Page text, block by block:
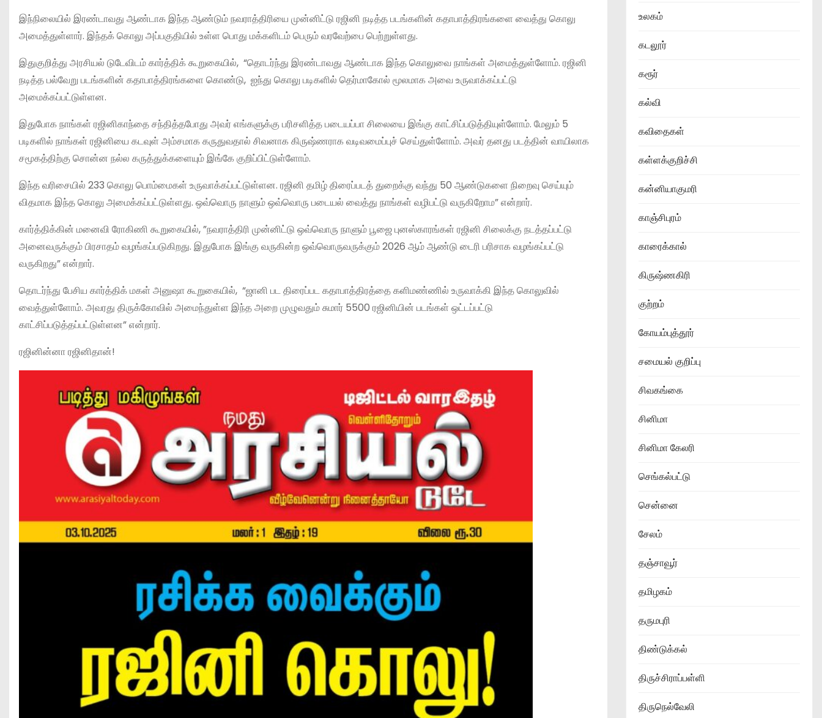
இந்நிலையில் இரண்டாவது ஆண்டாக இந்த ஆண்டும் நவராத்திரியை முன்னிட்டு ரஜினி நடித்த படங்களின் கதாபாத்திரங்களை வைத்து கொலு
அமைத்துள்ளார். இந்தக் கொலு அப்பகுதியில் உள்ள பொது மக்களிடம் பெரும் வரவேற்பை பெற்றுள்ளது.
இதுகுறித்து அரசியல் டுடேவிடம் கார்த்திக் கூறுகையில், “தொடர்ந்து இரண்டாவது ஆண்டாக இந்த கொலுவை நாங்கள் அமைத்துள்ளோம். ரஜினி
நடித்த பல்வேறு படங்களின் கதாபாத்திரங்களை கொண்டு, ஐந்து கொலு படிகளில் தெர்மாகோல் மூலமாக அவை உருவாக்கப்பட்டு
அமைக்கப்பட்டுள்ளன.
இதுபோக நாங்கள் ரஜினிகாந்தை சந்தித்தபோது அவர் எங்களுக்கு பரிசளித்த படையப்பா சிலையை இங்கு காட்சிப்படுத்தியுள்ளோம். மேலும் 5
படிகளில் நாங்கள் ரஜினியை கடவுள் அம்சமாக கருதுவதால் சிவனாக கிருஷ்ணராக வடிவமைப்புச் செய்துள்ளோம். அவர் தனது படத்தின் வாயிலாக
சமூகத்திற்கு சொன்ன நல்ல கருத்துக்களையும் இங்கே குறிப்பிட்டுள்ளோம்.
இந்த வரிசையில் 233 கொலு பொம்மைகள் உருவாக்கப்பட்டுள்ளன. ரஜினி தமிழ் திரைப்படத் துறைக்கு வந்து 50 ஆண்டுகளை நிறைவு செய்யும்
விதமாக இந்த கொலு அமைக்கப்பட்டுள்ளது. ஒவ்வொரு நாளும் ஒவ்வொரு படையல் வைத்து நாங்கள் வழிபட்டு வருகிறோம” என்றார்.
கார்த்திக்கின் மனைவி ரோகிணி கூறுகையில், ”நவராத்திரி முன்னிட்டு ஒவ்வொரு நாளும் பூஜை புனஸ்காரங்கள் ரஜினி சிலைக்கு நடத்தப்பட்டு
அனைவருக்கும் பிரசாதம் வழங்கப்படுகிறது. இதுபோக இங்கு வருகின்ற ஒவ்வொருவருக்கும் 2026 ஆம் ஆண்டு டைரி பரிசாக வழங்கப்பட்டு
வருகிறது” என்றார்.
தொடர்ந்து பேசிய கார்த்திக் மகள் அனுஷா கூறுகையில், “ஜானி பட திரைப்பட கதாபாத்திரத்தை களிமண்ணில் உருவாக்கி இந்த கொலுவில்
வைத்துள்ளோம். அவரது திருக்கோவில் அமைந்துள்ள இந்த அறை முழுவதும் சுமார் 5500 ரஜினியின் படங்கள் ஒட்டப்பட்டு
காட்சிப்படுத்தப்பட்டுள்ளன” என்றார்.
ரஜினின்னா ரஜினிதான்!
உலகம்
கடலூர்
கரூர்
கல்வி
கவிதைகள்
கள்ளக்குறிச்சி
கன்னியாகுமரி
காஞ்சிபுரம்
காரைக்கால்
கிருஷ்ணகிரி
குற்றம்
கோயம்புத்தூர்
சமையல் குறிப்பு
சிவகங்கை
சினிமா
சினிமா கேலரி
செங்கல்பட்டு
சென்னை
சேலம்
தஞ்சாவூர்
தமிழகம்
தருமபுரி
திண்டுக்கல்
திருச்சிராப்பள்ளி
திருநெல்வேலி